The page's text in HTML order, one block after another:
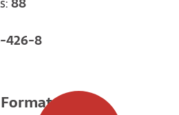
adecuados para la
426-8
Formato